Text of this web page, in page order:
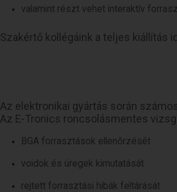
valamint részt vehet interaktív
Szakértő kollégáink a teljes kiállítás
Az elektronikai gyártás során
Az E-Tronics roncsolásmentes
BGA forrasztások ellenőrzését
voidok és üregek kimutatását
rejtett forrasztási hibák feltárását